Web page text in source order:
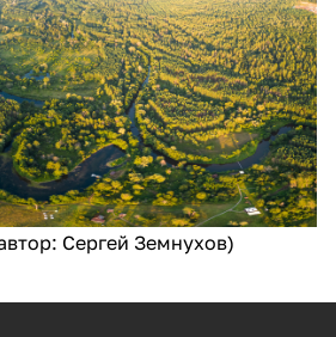
Сергей Земнухов)